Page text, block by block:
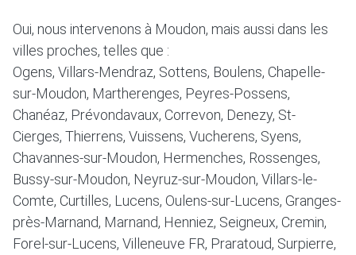
Oui, nous intervenons à Moudon, mais aussi dans les
villes proches, telles que :
Ogens, Villars-Mendraz, Sottens, Boulens, Chapelle-
sur-Moudon, Martherenges, Peyres-Possens,
Chanéaz, Prévondavaux, Correvon, Denezy, St-
Cierges, Thierrens, Vuissens, Vucherens, Syens,
Chavannes-sur-Moudon, Hermenches, Rossenges,
Bussy-sur-Moudon, Neyruz-sur-Moudon, Villars-le-
Comte, Curtilles, Lucens, Oulens-sur-Lucens, Granges-
près-Marnand, Marnand, Henniez, Seigneux, Cremin,
Forel-sur-Lucens, Villeneuve FR, Praratoud, Surpierre,